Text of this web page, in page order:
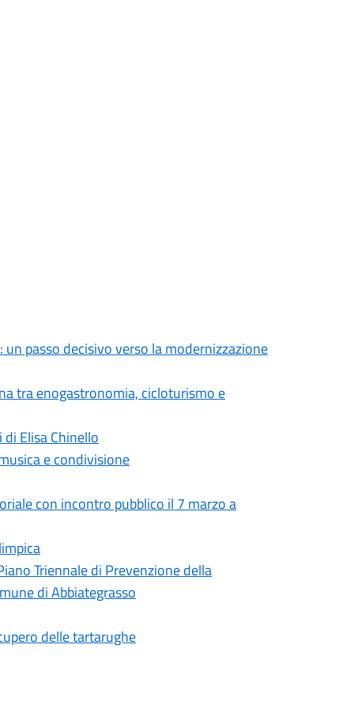
passo decisivo verso la modernizzazione
tra enogastronomia, cicloturismo e
Elisa Chinello
e condivisione
con incontro pubblico il 7 marzo a
Triennale di Prevenzione della
di Abbiategrasso
delle tartarughe